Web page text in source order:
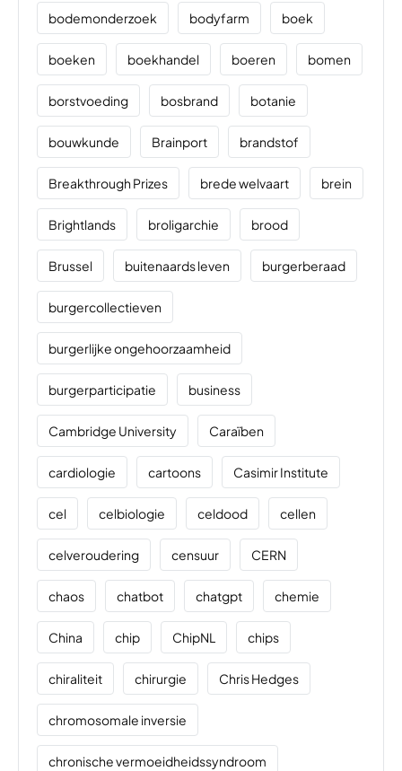
bodemonderzoek bodyfarm boek
boeken boekhandel boeren bomen
borstvoeding bosbrand botanie
bouwkunde Brainport brandstof
Breakthrough Prizes brede welvaart brein
Brightlands broligarchie brood
Brussel buitenaards leven burgerberaad
burgercollectieven
burgerlijke ongehoorzaamheid
burgerparticipatie business
Cambridge University Caraïben
cardiologie cartoons Casimir Institute
cel celbiologie celdood cellen
celveroudering censuur CERN
chaos chatbot chatgpt chemie
China chip ChipNL chips
chiraliteit chirurgie Chris Hedges
chromosomale inversie
chronische vermoeidheidssyndroom